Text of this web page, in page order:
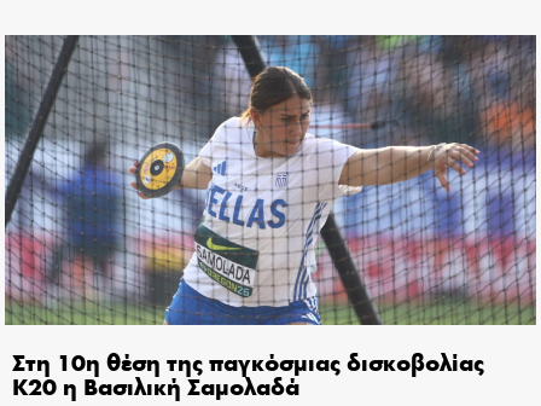
Στη 10η θέση της παγκόσμιας δισκοβολίας
Κ20 η Βασιλική Σαμολαδά